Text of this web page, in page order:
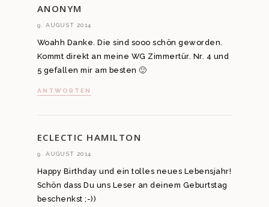
ANONYM
9. AUGUST 2014
Woahh Danke. Die sind sooo schön geworden.
Kommt direkt an meine WG Zimmertür. Nr. 4 und
5 gefallen mir am besten 🙂
ANTWORTEN
ECLECTIC HAMILTON
9. AUGUST 2014
Happy Birthday und ein tolles neues Lebensjahr!
Schön dass Du uns Leser an deinem Geburtstag
beschenkst ;-))